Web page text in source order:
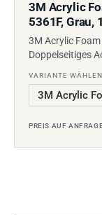
3M Acrylic
5361F, Grau,
3M Acrylic
Doppelseitiges
VARIANTE WÄHLEN
PREIS AUF